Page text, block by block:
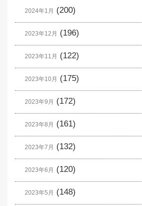
2024年1月 (200)
2023年12月 (196)
2023年11月 (122)
2023年10月 (175)
2023年9月 (172)
2023年8月 (161)
2023年7月 (132)
2023年6月 (120)
2023年5月 (148)